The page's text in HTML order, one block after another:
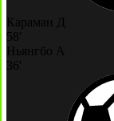
Караман Д
58'
Ньянгбо А
36'